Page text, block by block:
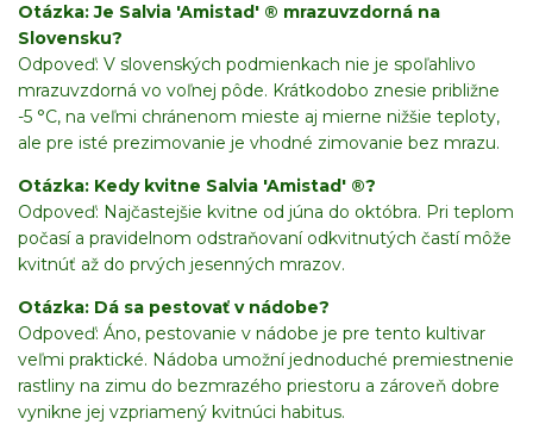
Otázka: Je Salvia 'Amistad' ® mrazuvzdorná na
Slovensku?
Odpoveď: V slovenských podmienkach nie je spoľahlivo
mrazuvzdorná vo voľnej pôde. Krátkodobo znesie približne
-5 °C, na veľmi chránenom mieste aj mierne nižšie teploty,
ale pre isté prezimovanie je vhodné zimovanie bez mrazu.
Otázka: Kedy kvitne Salvia 'Amistad' ®?
Odpoveď: Najčastejšie kvitne od júna do októbra. Pri teplom
počasí a pravidelnom odstraňovaní odkvitnutých častí môže
kvitnúť až do prvých jesenných mrazov.
Otázka: Dá sa pestovať v nádobe?
Odpoveď: Áno, pestovanie v nádobe je pre tento kultivar
veľmi praktické. Nádoba umožní jednoduché premiestnenie
rastliny na zimu do bezmrazého priestoru a zároveň dobre
vynikne jej vzpriamený kvitnúci habitus.